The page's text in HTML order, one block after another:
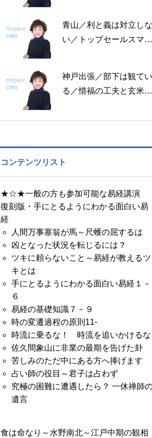
日の5日分の易経一日一
言
青山／利と義は対立しな
い／トップセールスマン
の書～1月19日～24日の
6日分の易経一日一言
神戸出張／部下は観てい
る／惜福の工夫と玄米食
の書～1月14日～18日の
コンテンツリスト
★☆★一般の方も参加可能な易経講演
復刻版・手にとるようにわかる面白い易
経
人間万事塞翁が馬～尺蠖の屈するは
凶となった状況を転じるには？
ツキに頼らないこと～易経が教えるツ
キとは
手にとるようにわかる面白い易経１－
６
易経の基礎知識７－９
時の変遷過程の原則11-
時流に乗るな！ 時流を追いかけるな
佐久間象山に非業の最期を告げた卦
苦しみのただ中にある方へ捧げます
占い師の役目～君子は占わず
究極の困難に遭遇したら？ 一休禅師
遺言
食は命なり～水野南北～江戸中期の観相